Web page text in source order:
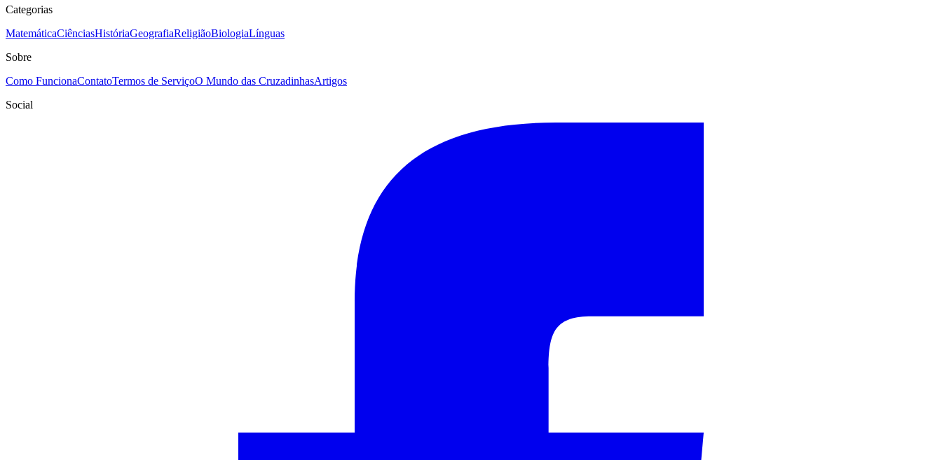
Categorias
MatemáticaCiênciasHistóriaGeografiaReligiãoBiologiaLínguas
Sobre
Como FuncionaContatoTermos de ServiçoO Mundo das CruzadinhasArtigos
Social